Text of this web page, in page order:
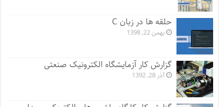
حلقه ها در زبان C
بهمن 22, 1398
گزارش کار آزمایشگاه الکترونیک صنعتی
آذر 28, 1392